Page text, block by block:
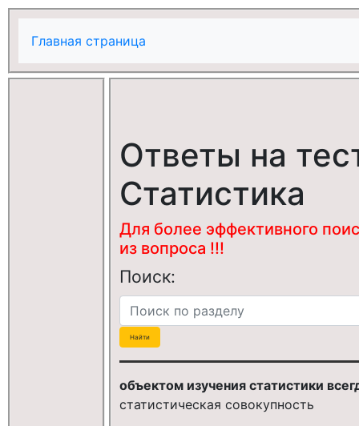
Главная страница
Ответы на
Статистика
Для более эффективного
из вопроса !!!
Поиск:
объектом изучения статистики
статистическая совокупность